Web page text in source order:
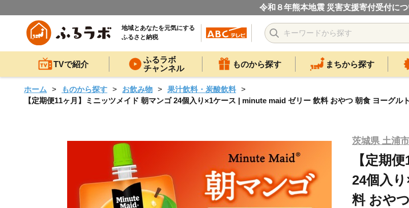
令和８年熊本地震 災害支援寄付受付に
地域とあなたを元気にする
ふるさと納税
TVで紹介
ふるラボ
チャンネル
ものから探す まちから探す
ホーム ものから探す お飲み物
果汁飲料・炭酸飲料
【定期便11ヶ月】ミニッツメイド 朝マンゴ 24個入り×1ケース | minute maid ゼリー 飲料 おやつ 朝食 ヨーグル
茨城県 土浦市
【定期
24個入
料 おや